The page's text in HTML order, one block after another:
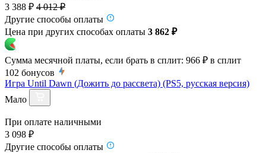
3 388 ₽ 4 012 ₽
Другие способы оплаты
Цена при других способах оплаты 3 862 ₽
Сумма месячной платы, если брать в сплит: 966 ₽ в сплит
102 бонусов
Игра Until Dawn (Дожить до рассвета) (PS5, русская версия)
Мало
При оплате наличными
3 098 ₽
Другие способы оплаты